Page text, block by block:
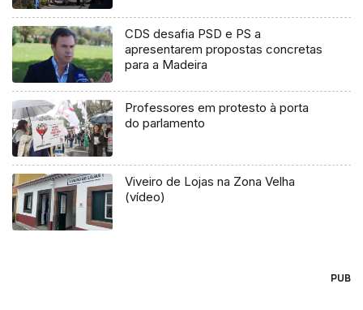
CDS desafia PSD e PS a
apresentarem propostas concretas
para a Madeira
Professores em protesto à porta
do parlamento
Viveiro de Lojas na Zona Velha
(vídeo)
PUB